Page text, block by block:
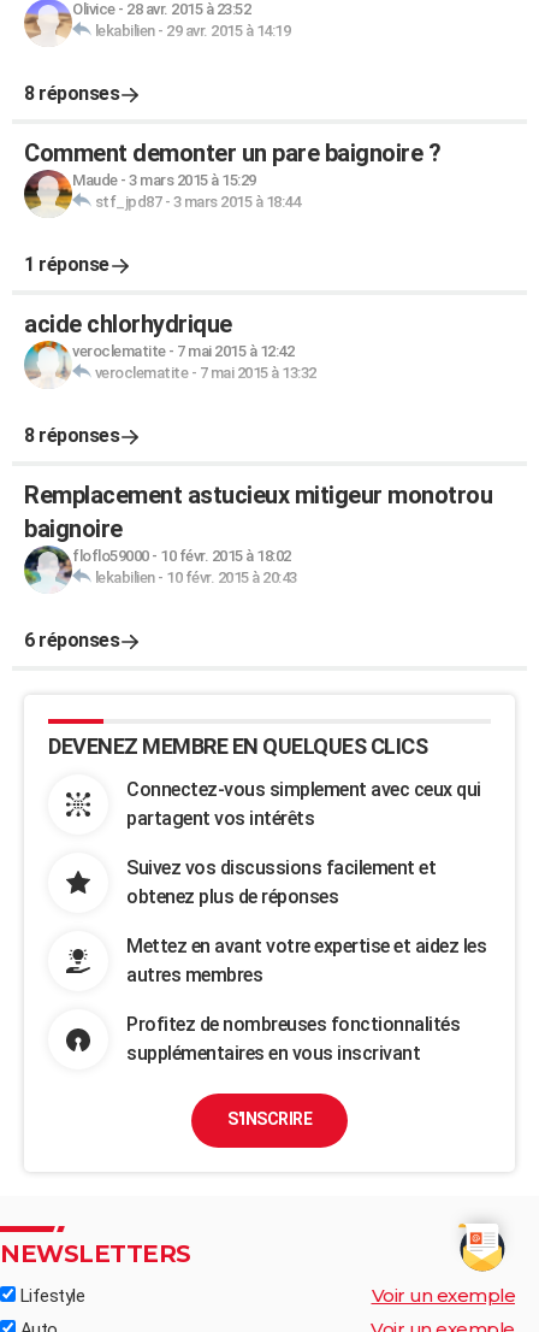
Olivice- 28 avr. 2015 à 23:52
lekabilien- 29 avr. 2015 à 14:19
8 réponses
Comment demonter un pare baignoire ?
Maude- 3 mars 2015 à 15:29
stf_jpd87- 3 mars 2015 à 18:44
1 réponse
acide chlorhydrique
veroclematite- 7 mai 2015 à 12:42
veroclematite- 7 mai 2015 à 13:32
8 réponses
Remplacement astucieux mitigeur monotrou
baignoire
floflo59000- 10 févr. 2015 à 18:02
lekabilien- 10 févr. 2015 à 20:43
6 réponses
DEVENEZ MEMBRE EN QUELQUES CLICS
Connectez-vous simplement avec ceux qui
partagent vos intérêts
Suivez vos discussions facilement et
obtenez plus de réponses
Mettez en avant votre expertise et aidez les
autres membres
Profitez de nombreuses fonctionnalités
supplémentaires en vous inscrivant
S'INSCRIRE
NEWSLETTERS
Lifestyle Voir un exemple